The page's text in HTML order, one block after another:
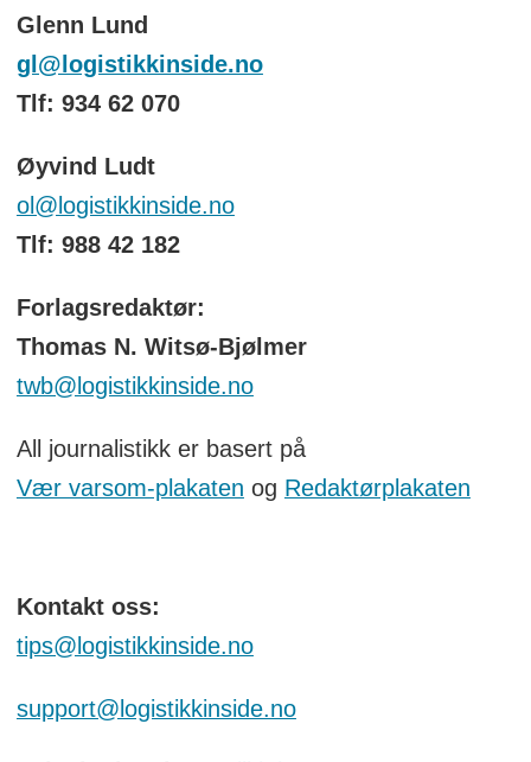
Glenn Lund
gl@logistikkinside.no
Tlf: 934 62 070
Øyvind Ludt
ol@logistikkinside.no
Tlf: 988 42 182
Forlagsredaktør:
Thomas N. Witsø-Bjølmer
twb@logistikkinside.no
All journalistikk er basert på
Vær varsom-plakaten og Redaktørplakaten
Kontakt oss:
tips@logistikkinside.no
support@logistikkinside.no